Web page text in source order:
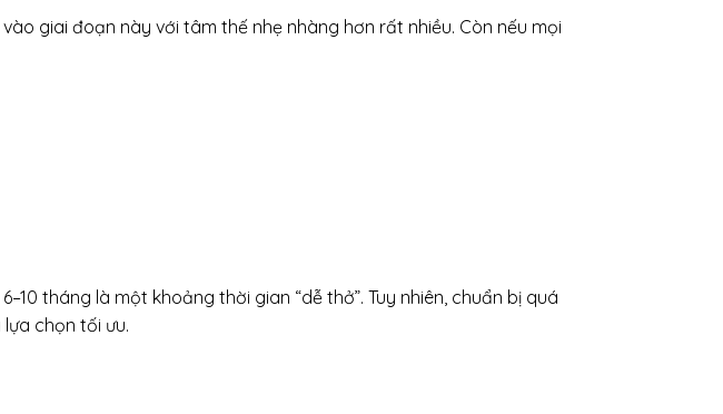
giai đoạn này với tâm thế nhẹ nhàng hơn rất nhiều. Còn nếu mọi
tháng là một khoảng thời gian “dễ thở”. Tuy nhiên, chuẩn bị quá
chọn tối ưu.